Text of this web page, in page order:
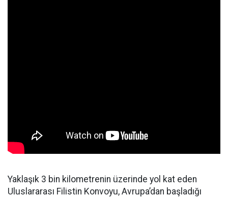
Yaklaşık 3 bin kilometrenin üzerinde yol kat eden
Uluslararası Filistin Konvoyu, Avrupa’dan başladığı